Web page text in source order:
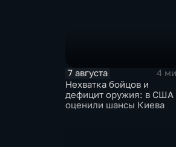
7 августа
4
Нехватка бойцов и
дефицит оружия: в США
оценили шансы Киева